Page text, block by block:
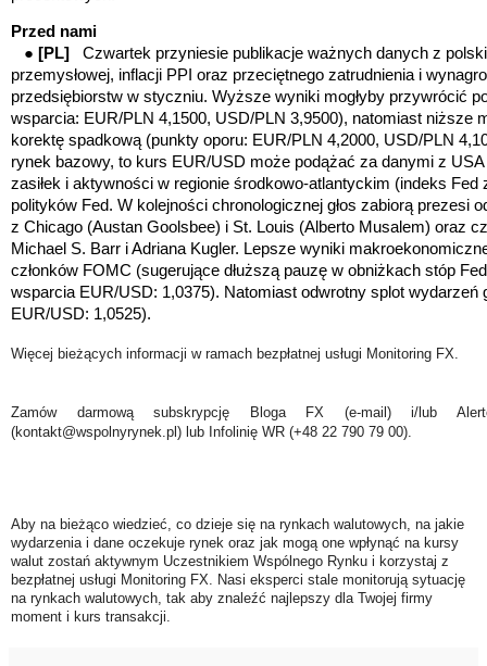
Przed nami
● [PL] Czwartek przyniesie publikacje ważnych danych z
przemysłowej, inflacji PPI oraz przeciętnego zatrudnienia i
przedsiębiorstw w styczniu. Wyższe wyniki mogłyby przywrócić
wsparcia: EUR/PLN 4,1500, USD/PLN 3,9500), natomiast niższe
korektę spadkową (punkty oporu: EUR/PLN 4,2000, USD/PLN
rynek bazowy, to kurs EUR/USD może podążać za danymi z
zasiłek i aktywności w regionie środkowo-atlantyckim (indeks Fed
polityków Fed. W kolejności chronologicznej głos zabiorą prezesi
z Chicago (Austan Goolsbee) i St. Louis (Alberto Musalem) oraz
Michael S. Barr i Adriana Kugler. Lepsze wyniki
członków FOMC (sugerujące dłuższą pauzę w obniżkach stóp
wsparcia EUR/USD: 1,0375). Natomiast odwrotny splot wydarzeń
EUR/USD: 1,0525).
Więcej bieżących informacji w ramach bezpłatnej usługi Monitoring FX.
Zamów darmową subskrypcję Bloga FX (e-mail) i/lub
(kontakt@wspolnyrynek.pl) lub Infolinię WR (+48 22 790 79 00).
Aby na bieżąco wiedzieć, co dzieje się na rynkach walutowych, na jakie
wydarzenia i dane oczekuje rynek oraz jak mogą one wpłynąć na kursy
walut zostań aktywnym Uczestnikiem Wspólnego Rynku i korzystaj z
bezpłatnej usługi Monitoring FX. Nasi eksperci stale monitorują sytuację
na rynkach walutowych, tak aby znaleźć najlepszy dla Twojej firmy
moment i kurs transakcji.